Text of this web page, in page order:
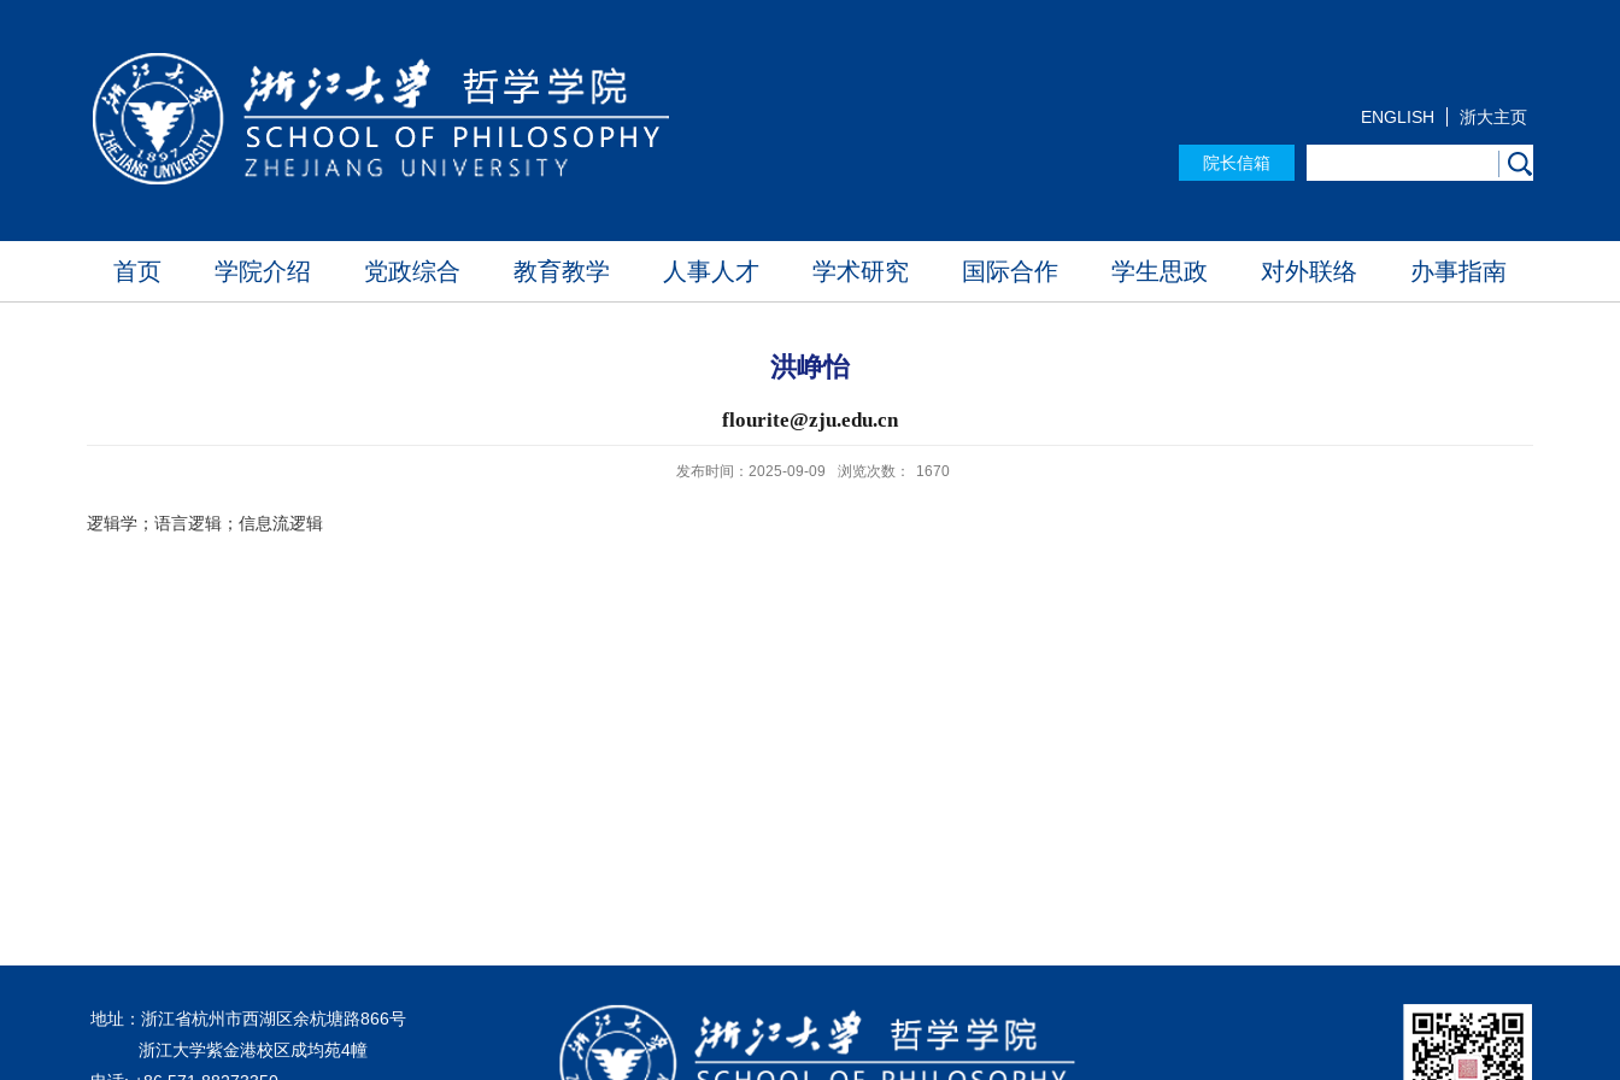
ENGLISH 浙大主页
院长信箱
首页 学院介绍 党政综合 教育教学 人事人才 学术研究 国际合作 学生思政 对外联络 办事指南
洪峥怡
flourite@zju.edu.cn
发布时间：2025-09-09 浏览次数： 1670
逻辑学；语言逻辑；信息流逻辑
地址：浙江省杭州市西湖区余杭塘路866号
浙江大学紫金港校区成均苑4幢